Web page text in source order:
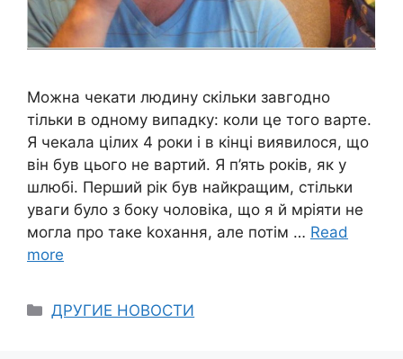
Можна чекати людину скільки завгодно
тільки в одному випадку: коли це того варте.
Я чекала цілих 4 роки і в кінці виявилося, що
він був цього не вартий. Я п’ять років, як у
шлюбі. Перший рік був найкращим, стільки
уваги було з боку чоловіка, що я й мріяти не
могла про таке kохання, але потім … Read
more
Categories
ДРУГИЕ НОВОСТИ